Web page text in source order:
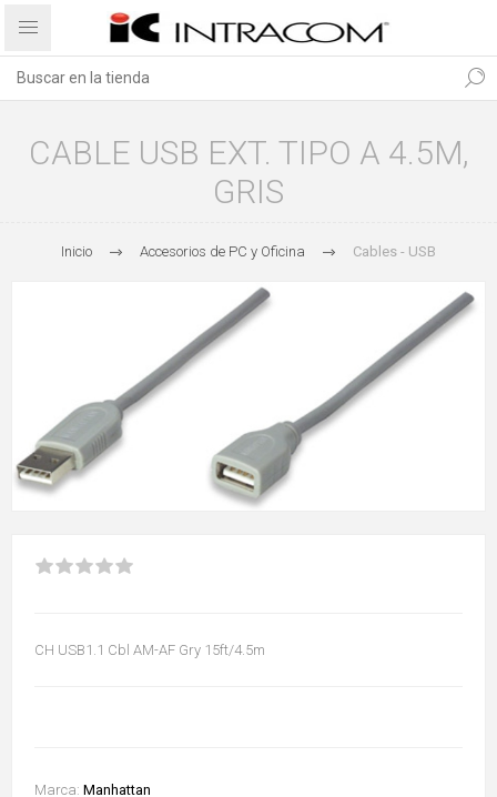
CABLE USB EXT. TIPO A 4.5M,
GRIS
Inicio Accesorios de PC y Oficina Cables - USB
CH USB1.1 Cbl AM-AF Gry 15ft/4.5m
Marca: Manhattan